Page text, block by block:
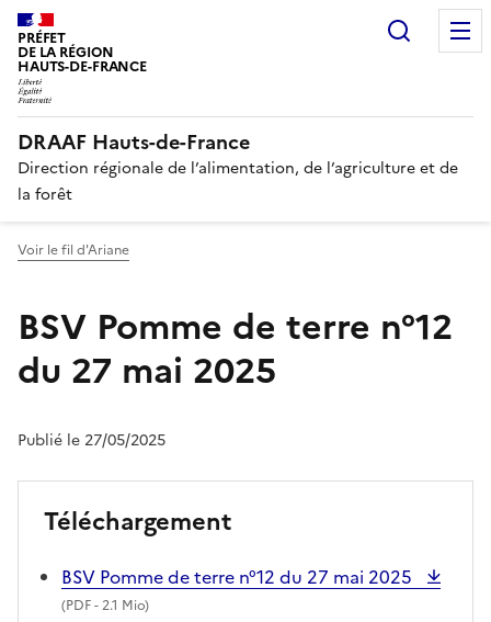
PRÉFET
DE LA RÉGION
HAUTS-DE-FRANCE
DRAAF Hauts-de-France
Direction régionale de l’alimentation, de l’agriculture et de
la forêt
Voir le fil d'Ariane
BSV Pomme de terre n°12
du 27 mai 2025
Publié le 27/05/2025
Téléchargement
BSV Pomme de terre n°12 du 27 mai 2025
(PDF- 2.1 Mio)